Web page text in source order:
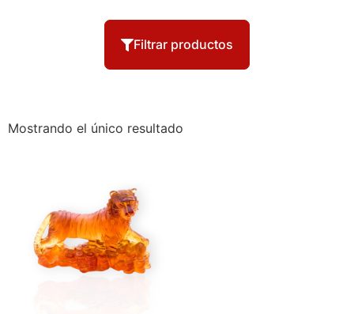
Filtrar productos
Mostrando el único resultado